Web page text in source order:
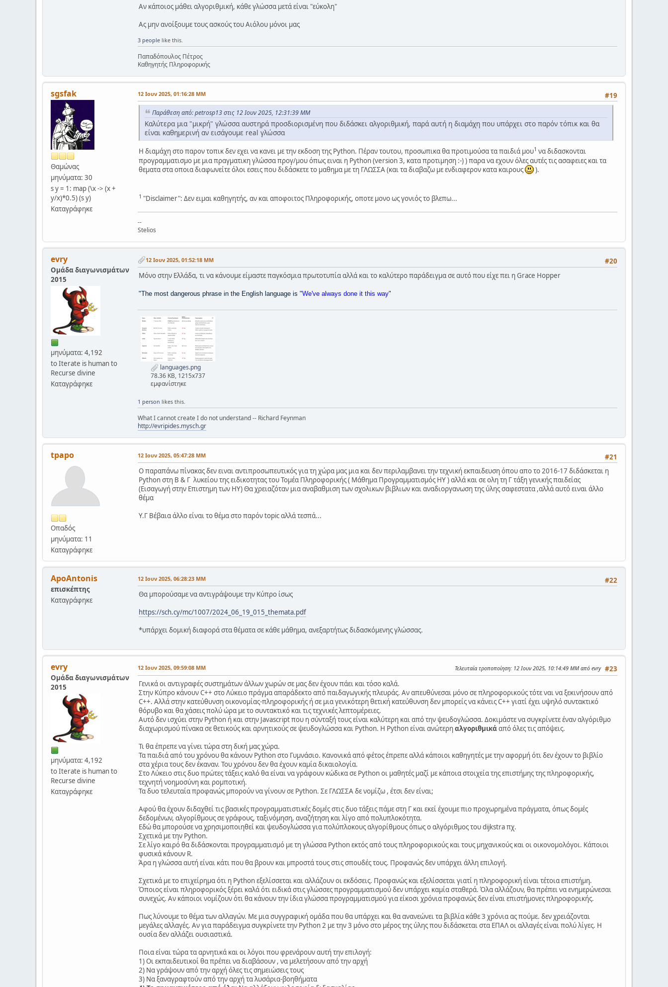
Αν κάποιος μάθει αλγοριθμική, κάθε γλώσσα μετά είναι "εύκολη"
Ας μην ανοίξουμε τους ασκούς του Αιόλου μόνοι μας
3 people like this.
Παπαδόπουλος Πέτρος
Καθηγητής Πληροφορικής
sgsfak
Θαμώνας
μηνύματα: 30
s y = 1: map (\x -> (x +
y/x)*0.5) (s y)
Καταγράφηκε
#19
12 Ιουν 2025, 01:16:28 ΜΜ
Παράθεση από: petrosp13 στις 12 Ιουν 2025, 12:31:39 ΜΜ
Καλύτερα μια "μικρή" γλώσσα αυστηρά προσδιορισμένη που διδάσκει αλγοριθμική, παρά αυτή η διαμάχη που υπάρχει στο παρόν τόπικ και θα
είναι καθημερινή αν εισάγουμε real γλώσσα
Η διαμάχη στο παρον τοπικ δεν εχει να κανει με την εκδοση της Python. Πέραν τουτου, προσωπικα θα προτιμούσα τα παιδιά μου1 να διδασκονται
προγραμματισμο με μια πραγματικη γλώσσα προγ/μου όπως ειναι η Python (version 3, κατα προτιμηση :-) ) παρα να εχουν όλες αυτές τις ασαφειες και τα
θεματα στα οποια διαφωνείτε όλοι εσεις που διδάσκετε το μαθημα με τη ΓΛΩΣΣΑ (και τα διαβαζω με ενδιαφερον κατα καιρους
).
1 "Disclaimer": Δεν ειμαι καθηγητής, αν και αποφοιτος Πληροφορικής, οποτε μονο ως γονιός το βλεπω...
--
Stelios
evry
Ομάδα διαγωνισμάτων
2015
μηνύματα: 4,192
to Iterate is human to
Recurse divine
Καταγράφηκε
#20
12 Ιουν 2025, 01:52:18 ΜΜ
Μόνο στην Ελλάδα, τι να κάνουμε είμαστε παγκόσμια πρωτοτυπία αλλά και το καλύτερο παράδειγμα σε αυτό που είχε πει η Grace Hopper
"The most dangerous phrase in the English language is "We've always done it this way"
languages.png
78.36 KB, 1215x737
εμφανίστηκε
1 person likes this.
What I cannot create I do not understand -- Richard Feynman
http://evripides.mysch.gr
tpapo
Οπαδός
μηνύματα: 11
Καταγράφηκε
#21
12 Ιουν 2025, 05:47:28 ΜΜ
Ο παραπάνω πίνακας δεν ειναι αντιπροσωπευτικός για τη χώρα μας μια και δεν περιλαμβανει την τεχνική εκπαιδευση όπου απο το 2016-17 διδάσκεται η
Python στη Β & Γ λυκείου της ειδικοτητας του Τομέα Πληροφορικής ( Μάθημα Προγραμματισμός ΗΥ ) αλλά και σε ολη τη Γ τάξη γενικής παιδείας
(Εισαγωγή στην Επιστημη των ΗΥ) Θα χρειαζόταν μια αναβαθμιση των σχολικων βιβλιων και αναδιοργανωση της ύλης σαφεστατα ,αλλά αυτό ειναι άλλο
θέμα
Υ.Γ Βέβαια άλλο είναι το θέμα στο παρόν topic αλλά τεσπά...
ApoAntonis
επισκέπτης
Καταγράφηκε
#22
12 Ιουν 2025, 06:28:23 ΜΜ
Θα μπορούσαμε να αντιγράψουμε την Κύπρο ίσως
https://sch.cy/mc/1007/2024_06_19_015_themata.pdf
*υπάρχει δομική διαφορά στα θέματα σε κάθε μάθημα, ανεξαρτήτως διδασκόμενης γλώσσας.
evry
Ομάδα διαγωνισμάτων
2015
μηνύματα: 4,192
to Iterate is human to
Recurse divine
Καταγράφηκε
#23
12 Ιουν 2025, 09:59:08 ΜΜ Τελευταία τροποποίηση: 12 Ιουν 2025, 10:14:49 ΜΜ από evry
Γενικά οι αντιγραφές συστημάτων άλλων χωρών σε μας δεν έχουν πάει και τόσο καλά.
Στην Κύπρο κάνουν C++ στο Λύκειο πράγμα απαράδεκτο από παιδαγωγικής πλευράς. Αν απευθύνεσαι μόνο σε πληροφορικούς τότε ναι να ξεκινήσουν από
C++. Αλλά στην κατεύθυνση οικονομίας-πληροφορικής ή σε μια γενικότερη θετική κατεύθυνση δεν μπορείς να κάνεις C++ γιατί έχει υψηλό συντακτικό
θόρυβο και θα χάσεις πολύ ώρα με το συντακτικό και τις τεχνικές λεπτομέρειες.
Αυτό δεν ισχύει στην Python ή και στην Javascript που η σύνταξή τους είναι καλύτερη και από την ψευδογλώσσα. Δοκιμάστε να συγκρίνετε έναν αλγόριθμο
διαχωρισμού πίνακα σε θετικούς και αρνητικούς σε ψευδογλώσσα και Python. Η Python είναι ανώτερηαλγοριθμικάαπό όλες τις απόψεις.
Τι θα έπρεπε να γίνει τώρα στη δική μας χώρα.
Τα παιδιά από του χρόνου θα κάνουν Python στο Γυμνάσιο. Κανονικά από φέτος έπρεπε αλλά κάποιοι καθηγητές με την αφορμή ότι δεν έχουν το βιβλίο
στα χέρια τους δεν έκαναν. Του χρόνου δεν θα έχουν καμία δικαιολογία.
Στο Λύκειο στις δυο πρώτες τάξεις καλό θα είναι να γράφουν κώδικα σε Python οι μαθητές μαζί με κάποια στοιχεία της επιστήμης της πληροφορικής,
τεχνητή νοημοσύνη και ρομποτική.
Τα δυο τελευταία προφανώς μπορούν να γίνουν σε Python. Σε ΓΛΩΣΣΑ δε νομίζω , έτσι δεν είναι;
Αφού θα έχουν διδαχθεί τις βασικές προγραμματιστικές δομές στις δυο τάξεις πάμε στη Γ και εκεί έχουμε πιο προχωρημένα πράγματα, όπως δομές
δεδομένων, αλγορίθμους σε γράφους, ταξινόμηση, αναζήτηση και λίγο από πολυπλοκότητα.
Εδώ θα μπορούσε να χρησιμοποιηθεί και ψευδογλώσσα για πολύπλοκους αλγορίθμους όπως ο αλγόριθμος του dijkstra πχ.
Σχετικά με την Python.
Σε λίγο καιρό θα διδάσκονται προγραμματισμό με τη γλώσσα Python εκτός από τους πληροφορικούς και τους μηχανικούς και οι οικονομολόγοι. Κάποιοι
φυσικά κάνουν R.
Άρα η γλώσσα αυτή είναι κάτι που θα βρουν και μπροστά τους στις σπουδές τους. Προφανώς δεν υπάρχει άλλη επιλογή.
Σχετικά με το επιχείρημα ότι η Python εξελίσσεται και αλλάζουν οι εκδόσεις. Προφανώς και εξελίσσεται γιατί η πληροφορική είναι τέτοια επιστήμη.
Όποιος είναι πληροφορικός ξέρει καλά ότι ειδικά στις γλώσσες προγραμματισμού δεν υπάρχει καμία σταθερά. Όλα αλλάζουν, θα πρέπει να ενημερώνεσαι
συνεχώς. Αν κάποιοι νομίζουν ότι θα κάνουν την ίδια γλώσσα προγραμματισμού για είκοσι χρόνια προφανώς δεν είναι επιστήμονες πληροφορικής.
Πως λύνουμε το θέμα των αλλαγών. Με μια συγγραφική ομάδα που θα υπάρχει και θα ανανεώνει τα βιβλία κάθε 3 χρόνια ας πούμε. δεν χρειάζονται
μεγάλες αλλαγές. Αν για παράδειγμα συγκρίνετε την Python 2 με την 3 μόνο στο μέρος της ύλης που διδάσκεται στα ΕΠΑΛ οι αλλαγές είναι πολύ λίγες. Η
ουσία δεν αλλάζει ουσιαστικά.
Ποια είναι τώρα τα αρνητικά και οι λόγοι που φρενάρουν αυτή την επιλογή:
1) Οι εκπαιδευτικοί θα πρέπει να διαβάσουν , να μελετήσουν από την αρχή
2) Να γράψουν από την αρχή όλες τις σημειώσεις τους
3) Να ξαναγραφτούν από την αρχή τα λυσάρια-βοηθήματα